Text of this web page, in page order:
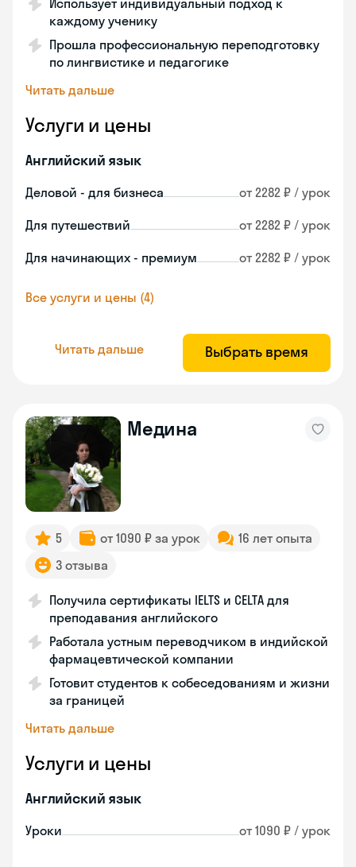
Использует индивидуальный подход к
каждому ученику
Прошла профессиональную переподготовку
по лингвистике и педагогике
Читать дальше
Услуги и цены
Английский язык
Деловой - для бизнеса от 2282 ₽ / урок
Для путешествий от 2282 ₽ / урок
Для начинающих - премиум от 2282 ₽ / урок
Все услуги и цены (4)
Читать дальше Выбрать время
Медина
5 от 1090 ₽ за урок
16 лет опыта
3 отзыва
Получила сертификаты IELTS и CELTA для
преподавания английского
Работала устным переводчиком в индийской
фармацевтической компании
Готовит студентов к собеседованиям и жизни
за границей
Читать дальше
Услуги и цены
Английский язык
Уроки от 1090 ₽ / урок